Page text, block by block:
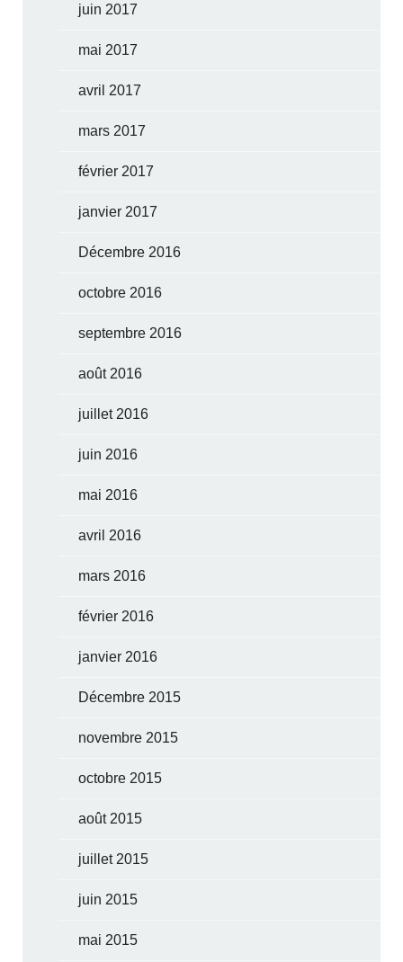
juin 2017
mai 2017
avril 2017
mars 2017
février 2017
janvier 2017
Décembre 2016
octobre 2016
septembre 2016
août 2016
juillet 2016
juin 2016
mai 2016
avril 2016
mars 2016
février 2016
janvier 2016
Décembre 2015
novembre 2015
octobre 2015
août 2015
juillet 2015
juin 2015
mai 2015